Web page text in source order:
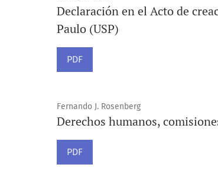
Declaración en el Acto de
Paulo (USP)
PDF
Fernando J. Rosenberg
Derechos humanos,
PDF